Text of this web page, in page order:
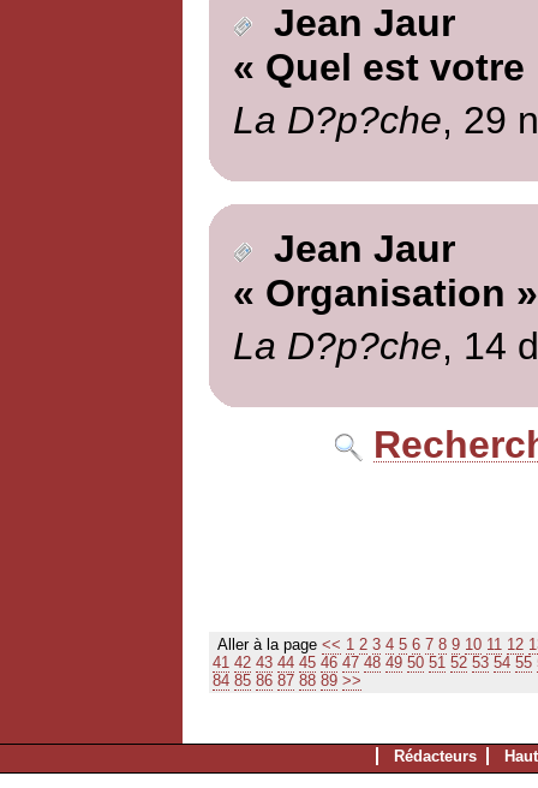
Jean Jaur
« Quel est votre
La D?p?che, 29
Jean Jaur
« Organisation »
La D?p?che, 14
Aller à la page << 1 2 3 4 5 6 7 8 9 10 11 12
41 42 43 44 45 46 47 48 49 50 51 52 53 54 55
84 85 86 87 88 89 >>
Rédacteurs